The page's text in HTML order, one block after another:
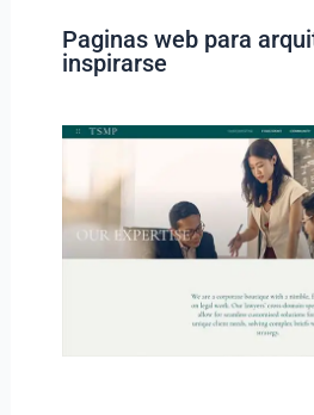
Paginas web para
inspirarse